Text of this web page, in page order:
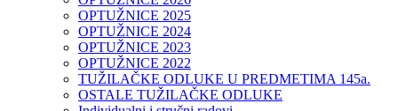
OPTUŽNICE 2025
OPTUŽNICE 2024
OPTUŽNICE 2023
OPTUŽNICE 2022
TUŽILAČKE ODLUKE U PREDMETIMA 145a.
OSTALE TUŽILAČKE ODLUKE